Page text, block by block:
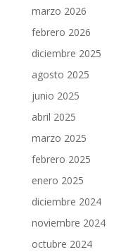
marzo 2026
febrero 2026
diciembre 2025
agosto 2025
junio 2025
abril 2025
marzo 2025
febrero 2025
enero 2025
diciembre 2024
noviembre 2024
octubre 2024